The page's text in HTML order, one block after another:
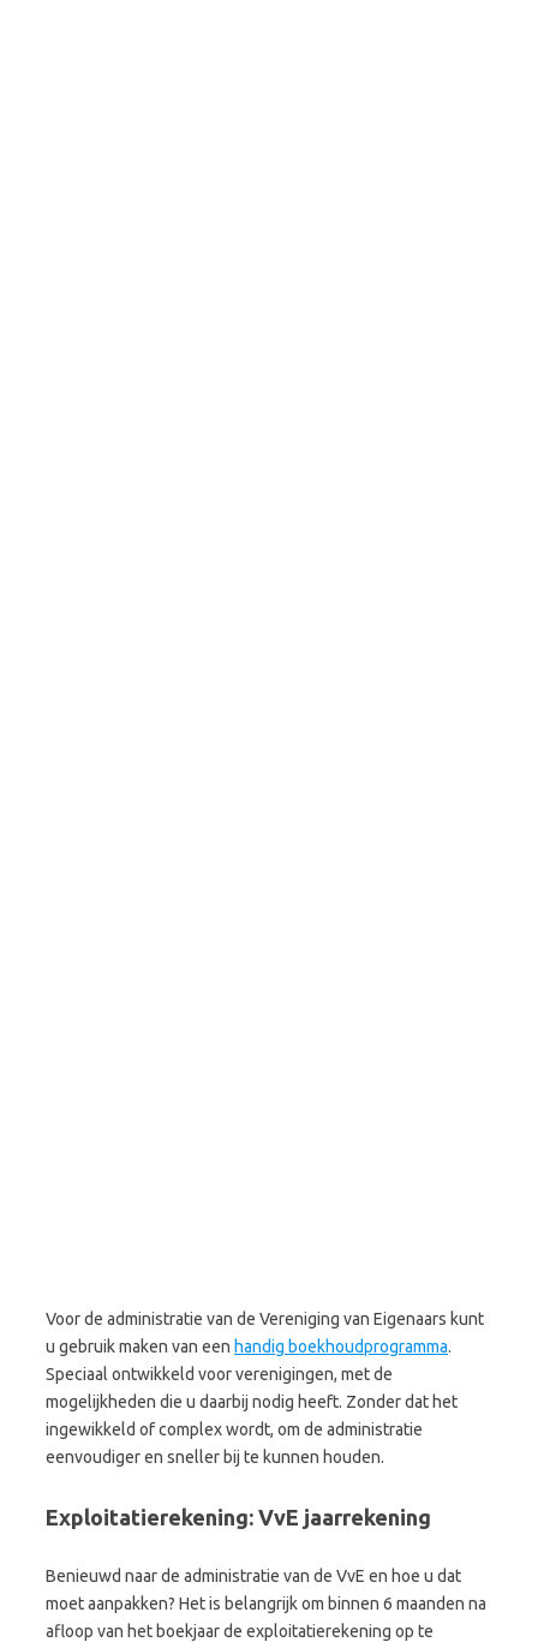
Voor de administratie van de Vereniging van Eigenaars kunt
u gebruik maken van een handig boekhoudprogramma.
Speciaal ontwikkeld voor verenigingen, met de
mogelijkheden die u daarbij nodig heeft. Zonder dat het
ingewikkeld of complex wordt, om de administratie
eenvoudiger en sneller bij te kunnen houden.
Exploitatierekening: VvE jaarrekening
Benieuwd naar de administratie van de VvE en hoe u dat
moet aanpakken? Het is belangrijk om binnen 6 maanden na
afloop van het boekjaar de exploitatierekening op te